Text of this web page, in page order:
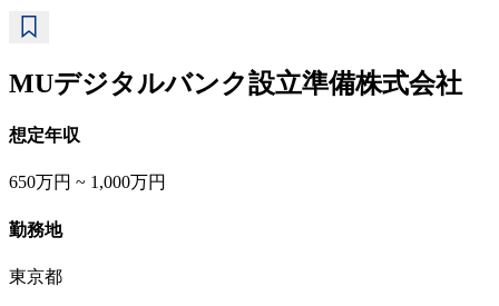
MUデジタルバンク設立準備株式会社
想定年収
650万円 ~ 1,000万円
勤務地
東京都